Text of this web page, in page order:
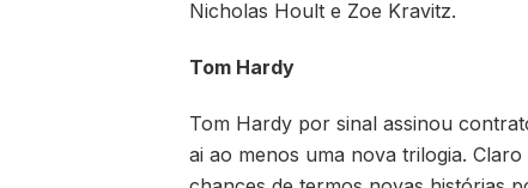
Nicholas Hoult e Zoe Kravitz.
Tom Hardy
Tom Hardy por sinal assinou
ai ao menos uma nova trilogia.